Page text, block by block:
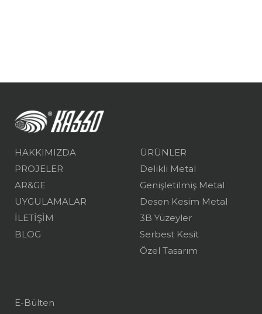
HAKKIMIZDA
PROJELER
AR&GE
UYGULAMALAR
İLETİŞİM
BLOG
ÜRÜNLER
Delikli Metal
Genişletilmiş Metal
Desen Kesim Metal
3B Yüzeyler
Serbest Kesit
Özel Tasarım
E-Bülten